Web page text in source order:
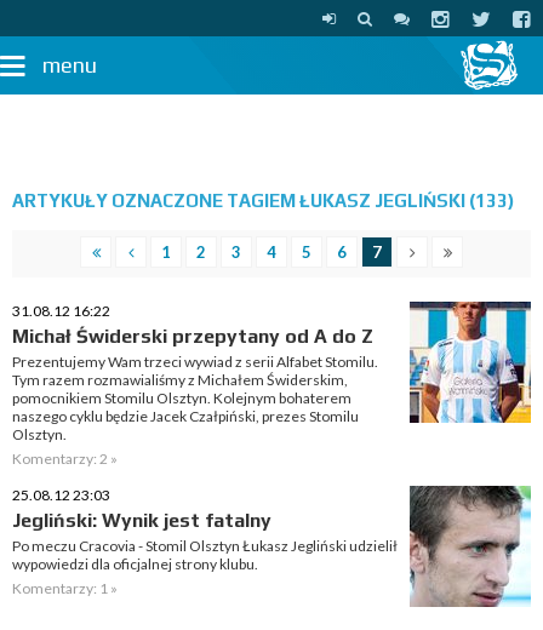
menu
ARTYKUŁY OZNACZONE TAGIEM ŁUKASZ JEGLIŃSKI (133)
1 2 3 4 5 6 7
31.08.12 16:22
Michał Świderski przepytany od A do Z
Prezentujemy Wam trzeci wywiad z serii Alfabet Stomilu.
Tym razem rozmawialiśmy z Michałem Świderskim,
pomocnikiem Stomilu Olsztyn. Kolejnym bohaterem
naszego cyklu będzie Jacek Czałpiński, prezes Stomilu
Olsztyn.
Komentarzy: 2 »
25.08.12 23:03
Jegliński: Wynik jest fatalny
Po meczu Cracovia - Stomil Olsztyn Łukasz Jegliński udzielił
wypowiedzi dla oficjalnej strony klubu.
Komentarzy: 1 »